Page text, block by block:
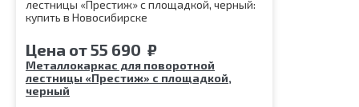
Цена от55 690 ₽
Металлокаркас для поворотной
лестницы «Престиж» с площадкой,
черный